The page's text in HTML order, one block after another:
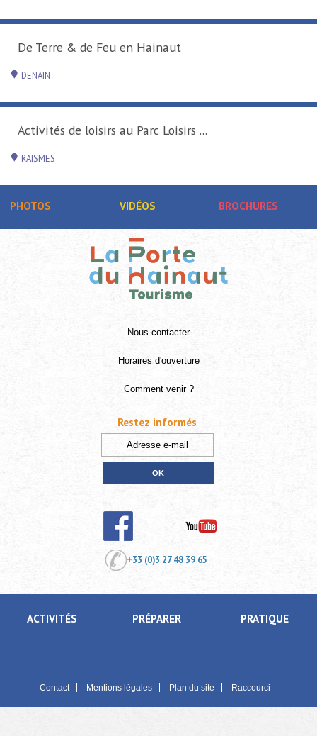
De Terre & de Feu en Hainaut
DENAIN
Activités de loisirs au Parc Loisirs ...
RAISMES
PHOTOS VIDÉOS BROCHURES
Nous contacter
Horaires d'ouverture
Comment venir ?
+33 (0)3 27 48 39 65
ACTIVITÉS PRÉPARER PRATIQUE
Contact Mentions légales Plan du site Raccourci
Restez informés